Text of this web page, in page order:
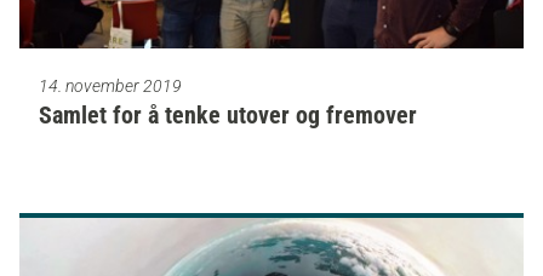
14. november 2019
Samlet for å tenke utover og fremover